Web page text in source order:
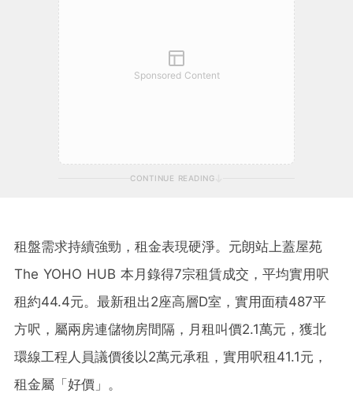
Sponsored Content
CONTINUE READING
租盤需求持續強勁，租金表現硬淨。元朗站上蓋屋苑
The YOHO HUB 本月錄得7宗租賃成交，平均實用呎
租約44.4元。最新租出2座高層D室，實用面積487平
方呎，屬兩房連儲物房間隔，月租叫價2.1萬元，獲北
環線工程人員議價後以2萬元承租，實用呎租41.1元，
租金屬「好價」。